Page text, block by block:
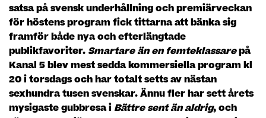
satsa på svensk underhållning och premiärveckan
för höstens program fick tittarna att bänka sig
framför både nya och efterlängtade
publikfavoriter. Smartare än en femteklassarepå
Kanal 5 blev mest sedda kommersiella program kl
20 i torsdags och har totalt setts av nästan
sexhundra tusen svenskar. Ännu fler har sett årets
mysigaste gubbresa i Bättre sent än aldrig, och